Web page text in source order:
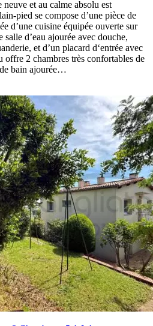
et au calme absolu est
pied se compose d’une pièce de
d’une cuisine équipée ouverte sur
salle d’eau ajourée avec douche,
et d’un placard d‘entrée avec
offre 2 chambres très confortables de
de bain ajourée…